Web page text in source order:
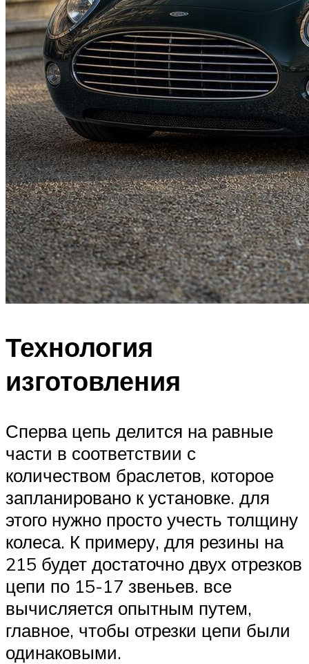
Технология
изготовления
Сперва цепь делится на равные
части в соответствии с
количеством браслетов, которое
запланировано к установке. для
этого нужно просто учесть толщину
колеса. К примеру, для резины на
215 будет достаточно двух отрезков
цепи по 15-17 звеньев. все
вычисляется опытным путем,
главное, чтобы отрезки цепи были
одинаковыми.